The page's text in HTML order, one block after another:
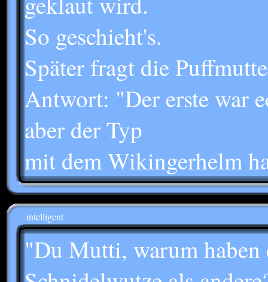
So geschieht's.
Später fragt die
Antwort: "Der erste war
aber der Typ
mit dem Wikingerhelm
intelligent
"Du Mutti, warum